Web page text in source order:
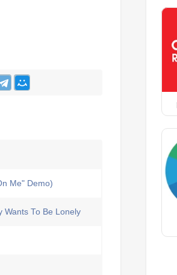
Me" Demo)
Wants To Be Lonely